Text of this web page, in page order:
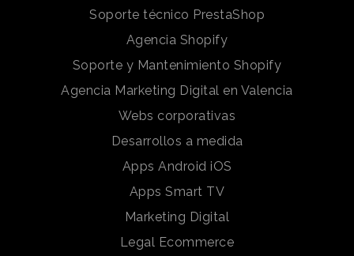
Soporte técnico PrestaShop
Agencia Shopify
Soporte y Mantenimiento Shopify
Agencia Marketing Digital en Valencia
Webs corporativas
Desarrollos a medida
Apps Android iOS
Apps Smart TV
Marketing Digital
Legal Ecommerce